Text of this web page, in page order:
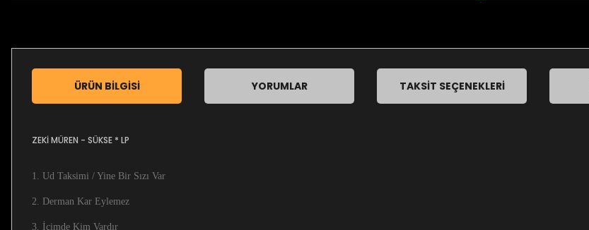
ÜRÜN BILGISI YORUMLAR TAKSIT SEÇENEKLERI
ZEKİ MÜREN - SÜKSE * LP
1. Ud Taksimi / Yine Bir Sızı Var
2. Derman Kar Eylemez
3. İçimde Kim Vardır